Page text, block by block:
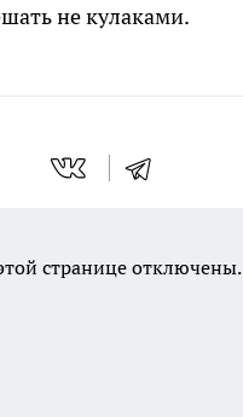
не кулаками.
странице отключены.